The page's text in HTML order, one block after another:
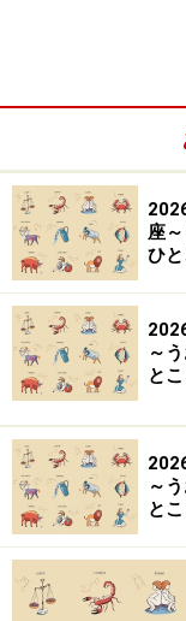
も、あなたには、
ソロで配分を調
いい考え。
【処方箋】
・ セルフプロデュ
おとめ座さんを奮
ストーリー上、
するでしょう。例
る的な誓いを立て
るはず。
座
ひと
～
とこ
～
とこ